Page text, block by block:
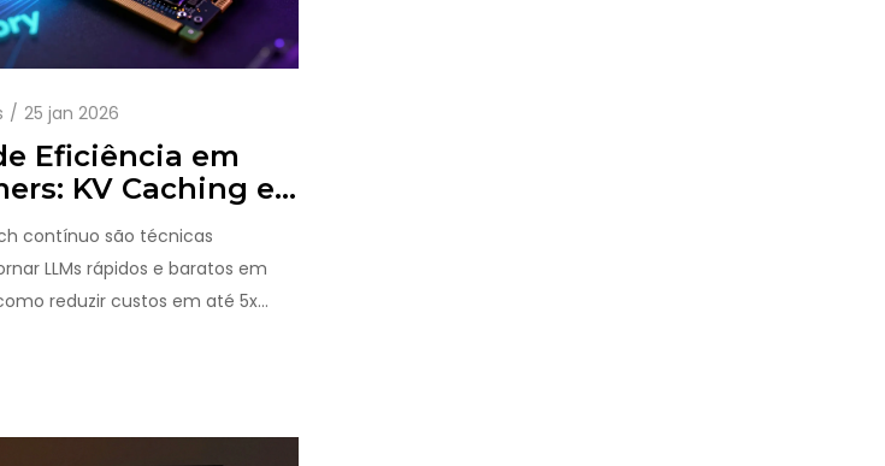
25 jan 2026
Eficiência em
KV Caching e
no Serviço
contínuo são técnicas
LLMs rápidos e baratos em
reduzir custos em até 5x
e como implementar essas